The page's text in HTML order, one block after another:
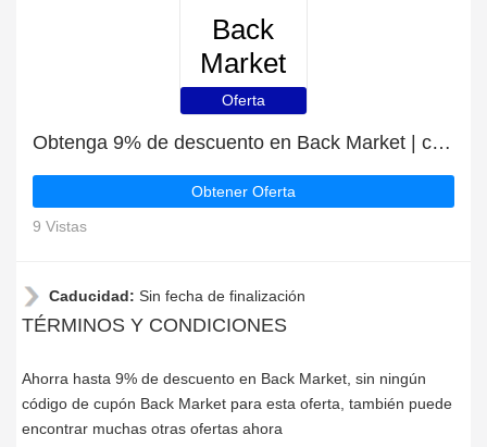
Back
Market
Oferta
Obtenga 9% de descuento en Back Market | caduca pronto
Obtener Oferta
9 Vistas
Caducidad: Sin fecha de finalización
TÉRMINOS Y CONDICIONES
Ahorra hasta 9% de descuento en Back Market, sin ningún
código de cupón Back Market para esta oferta, también puede
encontrar muchas otras ofertas ahora